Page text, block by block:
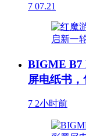
7 07.21
BIGME B7
屏电纸书，
7 2小时前